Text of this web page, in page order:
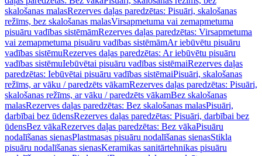
skalošanas malasRezerves daļas paredzētas: Pisuāri, skalošanas
režīms, bez skalošanas malasVirsapmetuma vai zemapmetuma
pisuāru vadības sistēmāmRezerves daļas paredzētas: Virsapmetuma
vai zemapmetuma pisuāru vadības sistēmāmAr iebūvētu pisuāru
vadības sistēmuRezerves daļas paredzētas: Ar iebūvētu pisuāru
vadības sistēmuIebūvētai pisuāru vadības sistēmaiRezerves daļas
paredzētas: Iebūvētai pisuāru vadības sistēmaiPisuāri, skalošanas
režīms, ar vāku / paredzēts vākamRezerves daļas paredzētas: Pisuāri,
skalošanas režīms, ar vāku / paredzēts vākamBez skalošanas
malasRezerves daļas paredzētas: Bez skalošanas malasPisuāri,
darbībai bez ūdensRezerves daļas paredzētas: Pisuāri, darbībai bez
ūdensBez vākaRezerves daļas paredzētas: Bez vākaPisuāru
nodalīšanas sienasPlastmasas pisuāru nodalīšanas sienasStikla
pisuāru nodalīšanas sienasKeramikas sanitārtehnikas pisuāru